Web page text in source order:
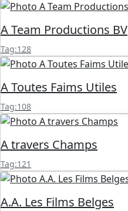
A Team Productions BV
Tag:128
A Toutes Faims Utiles
Tag:108
A travers Champs
Tag:121
A.A. Les Films Belges